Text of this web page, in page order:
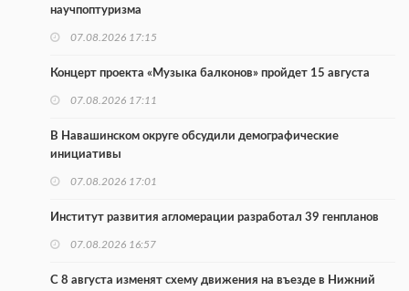
научпоптуризма
07.08.2026 17:15
Концерт проекта «Музыка балконов» пройдет 15 августа
07.08.2026 17:11
В Навашинском округе обсудили демографические
инициативы
07.08.2026 17:01
Институт развития агломерации разработал 39 генпланов
07.08.2026 16:57
С 8 августа изменят схему движения на въезде в Нижний